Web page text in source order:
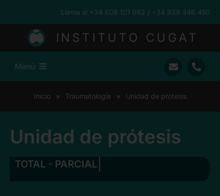
contenido
Llama al +34 608 101 092 / +34 938 346 450
INSTITUTO CUGAT
Menú
Nuestro Equipo
Pacientes Internacionales
Inicio » Traumatología » Unidad de prótesis
Unidad de prótesis